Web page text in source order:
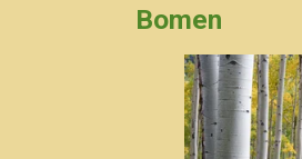
Bomen